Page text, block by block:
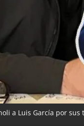
a Luis García por